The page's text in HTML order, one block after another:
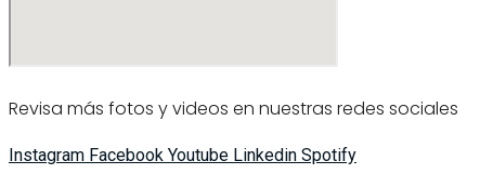
Revisa más fotos y videos en nuestras redes sociales
Instagram Facebook Youtube Linkedin Spotify